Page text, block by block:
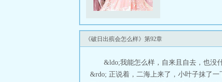
《破日出殡会怎么样》第92章
&ldo;我能怎么样，自来且自去，也没
&rdo; 正说着，二海上来了，小叶子抹了